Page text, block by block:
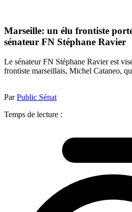
Marseille: un élu frontiste
sénateur FN Stéphane Ravier
Le sénateur FN Stéphane Ravier est
frontiste marseillais, Michel Cataneo,
ParPublic Sénat
Temps de lecture :